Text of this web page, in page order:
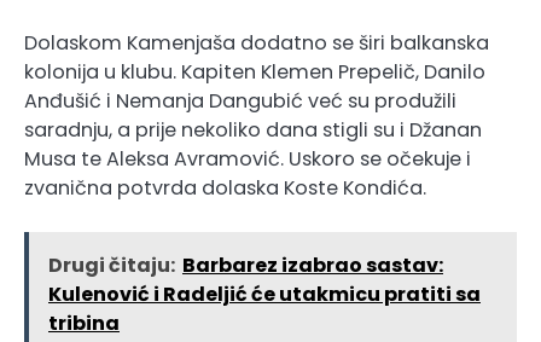
Dolaskom Kamenjaša dodatno se širi balkanska
kolonija u klubu. Kapiten Klemen Prepelič, Danilo
Anđušić i Nemanja Dangubić već su produžili
saradnju, a prije nekoliko dana stigli su i Džanan
Musa te Aleksa Avramović. Uskoro se očekuje i
zvanična potvrda dolaska Koste Kondića.
Drugi čitaju: Barbarez izabrao sastav:
Kulenović i Radeljić će utakmicu pratiti sa
tribina